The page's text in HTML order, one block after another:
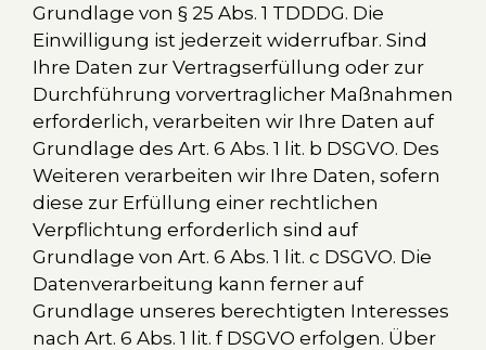
Grundlage von § 25 Abs. 1 TDDDG. Die
Einwilligung ist jederzeit widerrufbar. Sind
Ihre Daten zur Vertragserfüllung oder zur
Durchführung vorvertraglicher Maßnahmen
erforderlich, verarbeiten wir Ihre Daten auf
Grundlage des Art. 6 Abs. 1 lit. b DSGVO. Des
Weiteren verarbeiten wir Ihre Daten, sofern
diese zur Erfüllung einer rechtlichen
Verpflichtung erforderlich sind auf
Grundlage von Art. 6 Abs. 1 lit. c DSGVO. Die
Datenverarbeitung kann ferner auf
Grundlage unseres berechtigten Interesses
nach Art. 6 Abs. 1 lit. f DSGVO erfolgen. Über